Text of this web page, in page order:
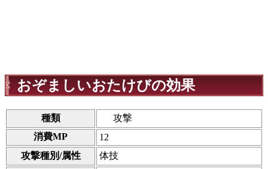
おぞましいおたけびの効果
種類
攻撃
消費MP
12
攻撃種別/属性
体技